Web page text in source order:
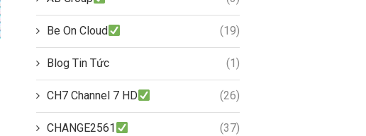
Be On Cloud (19)
Blog Tin Tức (1)
CH7 Channel 7 HD (26)
CHANGE2561 (37)